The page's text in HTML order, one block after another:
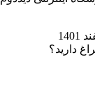
دارید؟